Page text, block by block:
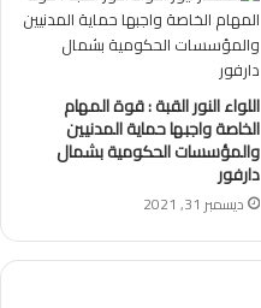
اللواء النور القبة : قوة المهام
الخاصة واجبها حماية المدنيين
والمؤسسات الحكومية بشمال
دارفور
ديسمبر 31, 2021